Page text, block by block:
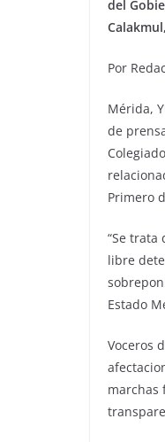
del
Por
Mérida,
de
Primero
“Se
libre
Estado
Voceros
marchas